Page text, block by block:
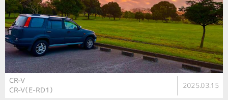
CR-V
CR-V（E-RD1）
2025.03.15